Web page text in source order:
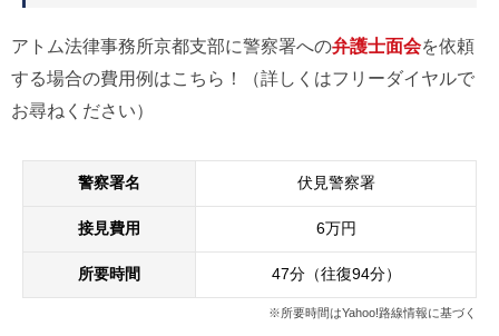
アトム法律事務所京都支部に警察署への弁護士面会を依頼
する場合の費用例はこちら！（詳しくはフリーダイヤルで
お尋ねください）
警察署名 伏見警察署
接見費用 6万円
所要時間 47分（往復94分）
※所要時間はYahoo!路線情報に基づく